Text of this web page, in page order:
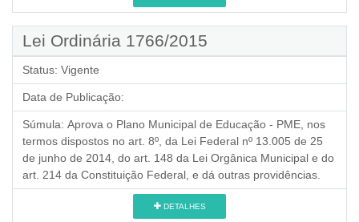
Lei Ordinária 1766/2015
Status: Vigente
Data de Publicação:
Súmula: Aprova o Plano Municipal de Educação - PME, nos
termos dispostos no art. 8º, da Lei Federal nº 13.005 de 25
de junho de 2014, do art. 148 da Lei Orgânica Municipal e do
art. 214 da Constituição Federal, e dá outras providências.
DETALHES